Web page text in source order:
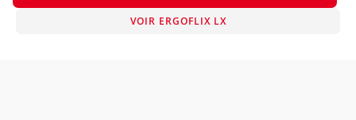
VOIR ERGOFLIX LX